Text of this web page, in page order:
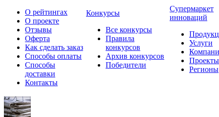
О рейтингах
О проекте
Отзывы
Оферта
Как сделать заказ
Способы оплаты
Способы
доставки
Контакты
Конкурсы
Все конкурсы
Правила
конкурсов
Архив конкурсов
Победители
Супермаркет
инноваций
Услуги
Проекты
Регионы